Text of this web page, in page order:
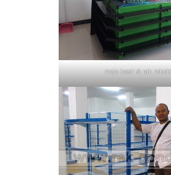
meja kasir & rak